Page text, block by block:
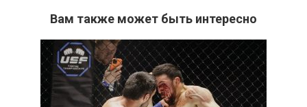
Вам также может быть интересно